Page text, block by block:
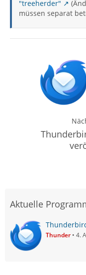
"treeherder"
müssen separat
Aktuelle
Thunder 4.